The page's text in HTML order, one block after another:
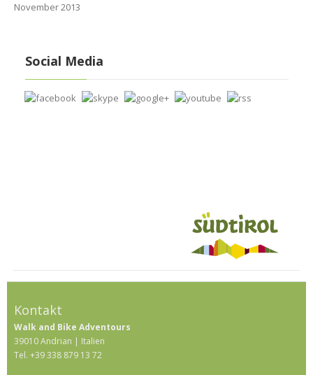
November 2013
Social Media
Kontakt
Walk and Bike Adventours
39010 Andrian | Italien
Tel. +39 338 879 13 72